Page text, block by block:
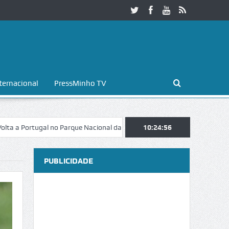
PressMinho TV
no Parque Nacional da Peneda-Gerês Esposende. Galaicofolia
10:24:57
PUBLICIDADE